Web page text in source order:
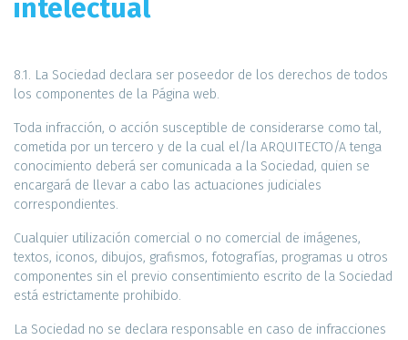
intelectual
8.1. La Sociedad declara ser poseedor de los derechos de todos
los componentes de la Página web.
Toda infracción, o acción susceptible de considerarse como tal,
cometida por un tercero y de la cual el/la ARQUITECTO/A tenga
conocimiento deberá ser comunicada a la Sociedad, quien se
encargará de llevar a cabo las actuaciones judiciales
correspondientes.
Cualquier utilización comercial o no comercial de imágenes,
textos, iconos, dibujos, grafismos, fotografías, programas u otros
componentes sin el previo consentimiento escrito de la Sociedad
está estrictamente prohibido.
La Sociedad no se declara responsable en caso de infracciones